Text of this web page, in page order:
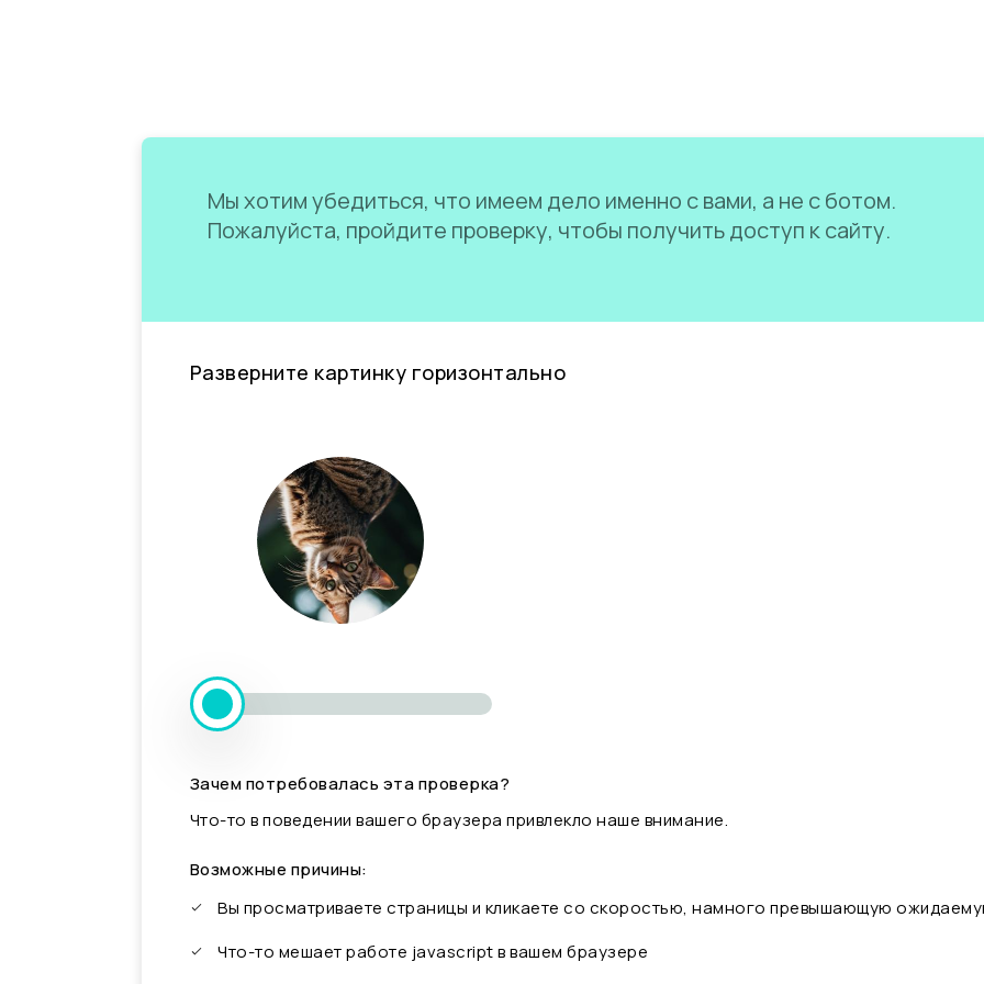
Мы хотим убедиться, что имеем дело именно с вами, а не с ботом.
Пожалуйста, пройдите проверку, чтобы получить доступ к сайту.
Разверните картинку горизонтально
Зачем потребовалась эта проверка?
Что-то в поведении вашего браузера привлекло наше внимание.
Возможные причины:
Вы просматриваете страницы и кликаете со скоростью, намного превышающую
Что-то мешает работе javascript в вашем браузере